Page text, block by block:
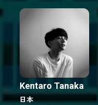
Kentaro Tanaka
日本